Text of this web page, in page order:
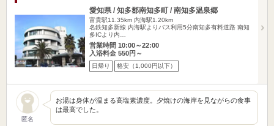
愛知県 / 知多郡南知多町 / 南知多温泉郷
富貴駅11.35km 内海駅1.20km
名鉄知多新線 内海駅よりバス利用5分南知多有料道路 南知
多ICより内…
営業時間 10:00～22:00
入浴料金 550円～
日帰り 格安（1,000円以下）
匿名
お湯は身体が温まる高塩素濃度。夕焼けの海岸を見ながらの食事
は最高でした。